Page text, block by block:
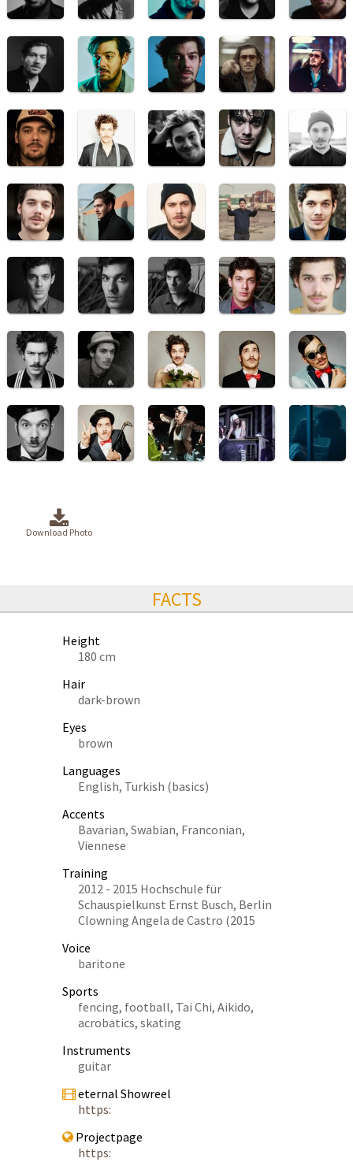
Download Photo
FACTS
Height
180 cm
Hair
dark-brown
Eyes
brown
Languages
English, Turkish (basics)
Accents
Bavarian, Swabian, Franconian,
Viennese
Training
2012 - 2015 Hochschule für
Schauspielkunst Ernst Busch, Berlin
Clowning Angela de Castro (2015
Voice
baritone
Sports
fencing, football, Tai Chi, Aikido,
acrobatics, skating
Instruments
guitar
eternal Showreel
https:
Projectpage
https: